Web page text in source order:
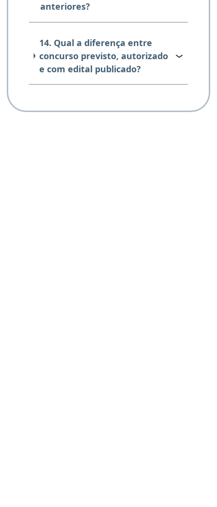
anteriores?
14. Qual a diferença entre
concurso previsto, autorizado
e com edital publicado?